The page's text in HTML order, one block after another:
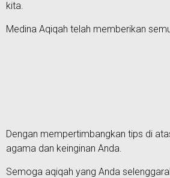
kita.
Medina Aqiqah telah memberikan
Dengan mempertimbangkan tips di
agama dan keinginan Anda.
Semoga aqiqah yang Anda